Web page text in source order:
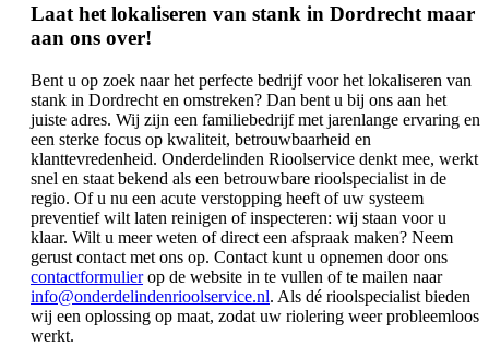
Laat het lokaliseren van stank in Dordrecht maar
aan ons over!
Bent u op zoek naar het perfecte bedrijf voor het lokaliseren van
stank in Dordrecht en omstreken? Dan bent u bij ons aan het
juiste adres. Wij zijn een familiebedrijf met jarenlange ervaring en
een sterke focus op kwaliteit, betrouwbaarheid en
klanttevredenheid. Onderdelinden Rioolservice denkt mee, werkt
snel en staat bekend als een betrouwbare rioolspecialist in de
regio. Of u nu een acute verstopping heeft of uw systeem
preventief wilt laten reinigen of inspecteren: wij staan voor u
klaar. Wilt u meer weten of direct een afspraak maken? Neem
gerust contact met ons op. Contact kunt u opnemen door ons
contactformulierop de website in te vullen of te mailen naar
info@onderdelindenrioolservice.nl. Als dé rioolspecialist bieden
wij een oplossing op maat, zodat uw riolering weer probleemloos
werkt.